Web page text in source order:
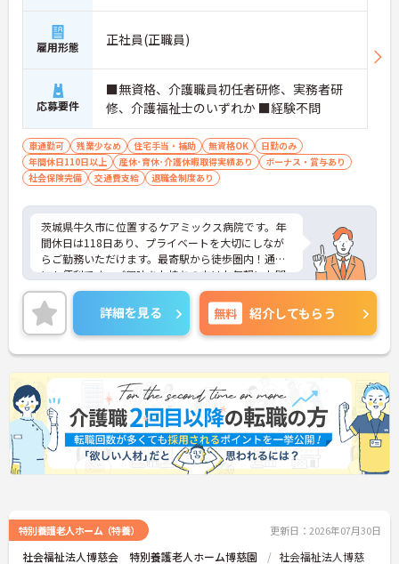
雇用形態 正社員(正職員)
応募要件
■無資格、介護職員初任者研修、実務者研
修、介護福祉士のいずれか ■経験不問
車通勤可 残業少なめ 住宅手当・補助 無資格OK
日勤のみ
年間休日110日以上
産休･育休･介護休暇取得実績あり
ボーナス・賞与あり
社会保険完備
交通費支給 退職金制度あり
茨城県牛久市に位置するケアミックス病院です。年
間休日は118日あり、プライベートを大切にしなが
らご勤務いただけます。最寄駅から徒歩圏内！通勤
にも便利です。ご興味をお持ちの方はお気軽にお問
い合わせください。
詳細を見る 無料 紹介してもらう
特別養護老人ホーム（特養） 更新日：2026年07月30日
社会福祉法人博慈会 特別養護老人ホーム博慈園
社会福祉法人博慈